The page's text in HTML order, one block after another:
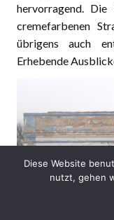
hervorragend.
cremefarbenen
übrigens auch
Erhebende
Diese Website
nutzt, gehen